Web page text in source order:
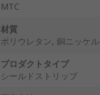
MTC
材質
ポリウレタン, 銅ニッケル
プロダクトタイプ
シールドストリップ